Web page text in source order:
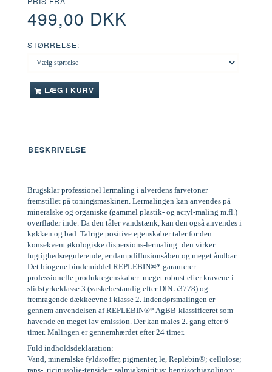
499,00 DKK
STØRRELSE:
LÆG I KURV
BESKRIVELSE
Brugsklar professionel lermaling i alverdens farvetoner
fremstillet på toningsmaskinen. Lermalingen kan anvendes på
mineralske og organiske (gammel plastik- og acryl-maling m.fl.)
overflader inde. Da den tåler vandstænk, kan den også anvendes i
køkken og bad. Talrige positive egenskaber taler for den
konsekvent økologiske dispersions-lermaling: den virker
fugtighedsregulerende, er dampdiffusionsåben og meget åndbar.
Det biogene bindemiddel REPLEBIN®* garanterer
professionelle produktegenskaber: meget robust efter kravene i
slidstyrkeklasse 3 (vaskebestandig efter DIN 53778) og
fremragende dækkeevne i klasse 2. Indendørsmalingen er
gennem anvendelsen af REPLEBIN®* AgBB-klassificeret som
havende en meget lav emission. Der kan males 2. gang efter 6
timer. Malingen er gennemhærdet efter 24 timer.
Fuld indholdsdeklaration:
Vand, mineralske fyldstoffer, pigmenter, le, Replebin®; cellulose;
raps-, ricinusolie-tensider; salmiakspiritus; benzisothiazolinon;